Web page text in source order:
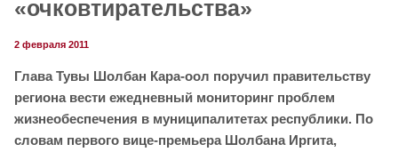
«очковтирательства»
2 февраля 2011
Глава Тувы Шолбан Кара-оол поручил правительству
региона вести ежедневный мониторинг проблем
жизнеобеспечения в муниципалитетах республики. По
словам первого вице-премьера Шолбана Иргита,